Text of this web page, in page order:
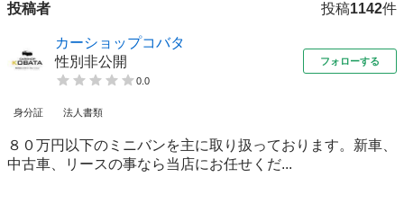
投稿者 投稿1142件
カーショップコバタ
性別非公開
0.0
フォローする
身分証 法人書類
８０万円以下のミニバンを主に取り扱っております。新車、
中古車、リースの事なら当店にお任せくだ...